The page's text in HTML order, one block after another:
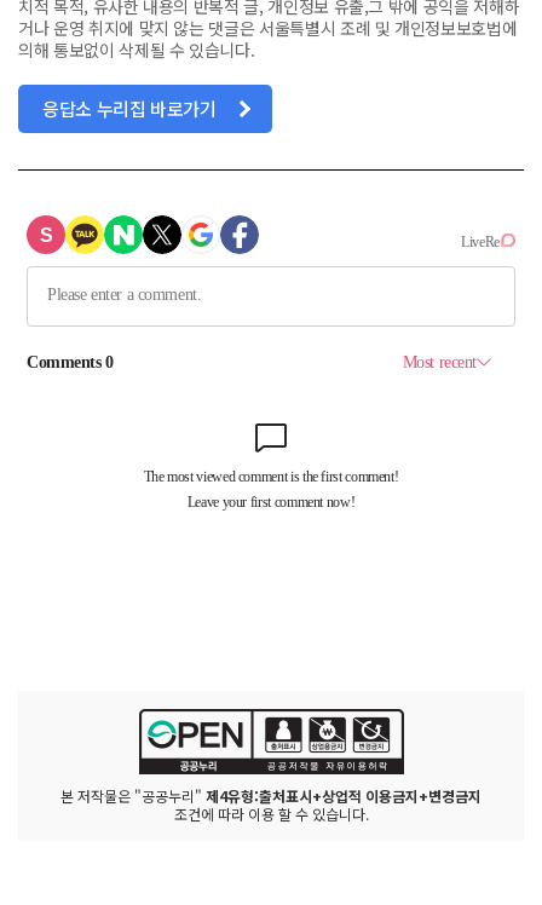
치적 목적, 유사한 내용의 반복적 글, 개인정보 유출,그 밖에 공익을 저해하
거나 운영 취지에 맞지 않는 댓글은 서울특별시 조례 및 개인정보보호법에
의해 통보없이 삭제될 수 있습니다.
응답소 누리집 바로가기
본 저작물은 "공공누리" 제4유형:출처표시+상업적 이용금지+변경금지
조건에 따라 이용 할 수 있습니다.